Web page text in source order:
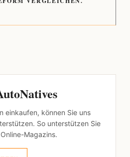
einkaufen, können Sie uns
So unterstützen Sie
Magazins.